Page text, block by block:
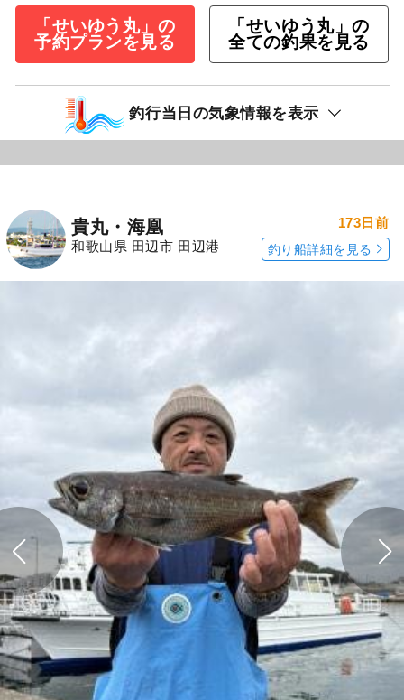
「せいゆう丸」の
予約プランを見る
「せいゆう丸」の
全ての釣果を見る
釣行当日の気象情報を表示
貴丸・海凰
和歌山県 田辺市 田辺港
173日前
釣り船詳細を見る